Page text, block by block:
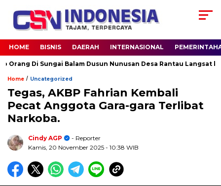
HOME BISNIS DAERAH INTERNASIONAL
Di Sungai Balam Dusun Nunusan Desa Rantau Langsat kec.
Home / Uncategorized
Tegas, AKBP Fahrian Kembali
Pecat Anggota Gara-gara Terlibat
Narkoba.
Cindy AGP
- Reporter
Kamis, 20 November 2025 - 10:38 WIB